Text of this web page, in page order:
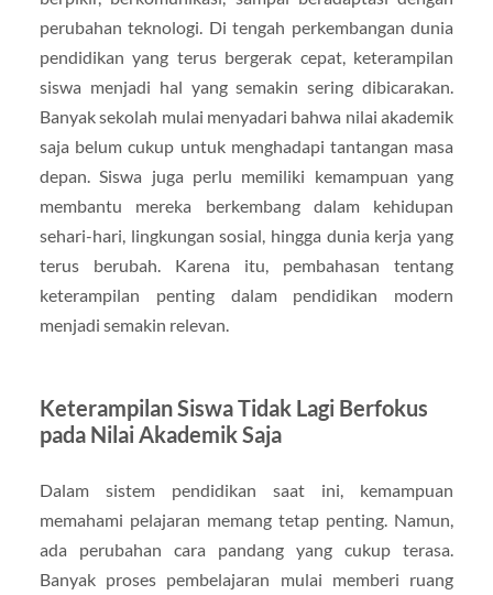
perubahan teknologi. Di tengah perkembangan dunia
pendidikan yang terus bergerak cepat, keterampilan
siswa menjadi hal yang semakin sering dibicarakan.
Banyak sekolah mulai menyadari bahwa nilai akademik
saja belum cukup untuk menghadapi tantangan masa
depan. Siswa juga perlu memiliki kemampuan yang
membantu mereka berkembang dalam kehidupan
sehari-hari, lingkungan sosial, hingga dunia kerja yang
terus berubah. Karena itu, pembahasan tentang
keterampilan penting dalam pendidikan modern
menjadi semakin relevan.
Keterampilan Siswa Tidak Lagi Berfokus
pada Nilai Akademik Saja
Dalam sistem pendidikan saat ini, kemampuan
memahami pelajaran memang tetap penting. Namun,
ada perubahan cara pandang yang cukup terasa.
Banyak proses pembelajaran mulai memberi ruang